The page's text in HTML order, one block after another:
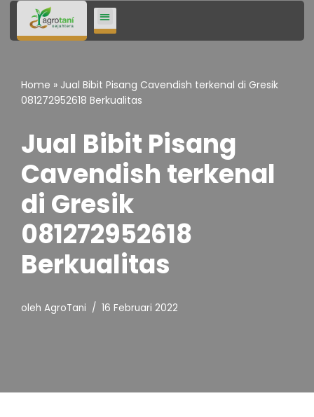
Lompat
Home » Jual Bibit Pisang Cavendish terkenal di Gresik
081272952618 Berkualitas
Jual Bibit Pisang
Cavendish terkenal
di Gresik
081272952618
Berkualitas
oleh AgroTani 16 Februari 2022